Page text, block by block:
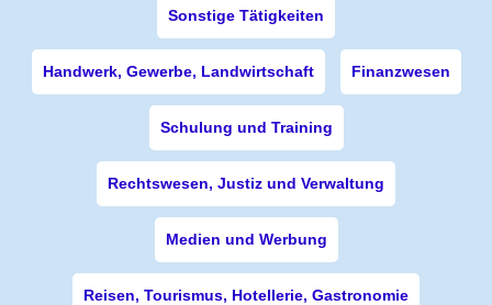
Sonstige Tätigkeiten
Handwerk, Gewerbe, Landwirtschaft Finanzwesen
Schulung und Training
Rechtswesen, Justiz und Verwaltung
Medien und Werbung
Reisen, Tourismus, Hotellerie, Gastronomie